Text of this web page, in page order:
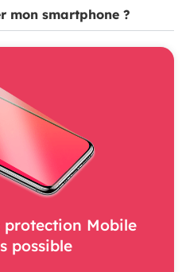
mon smartphone ?
protection Mobile
possible